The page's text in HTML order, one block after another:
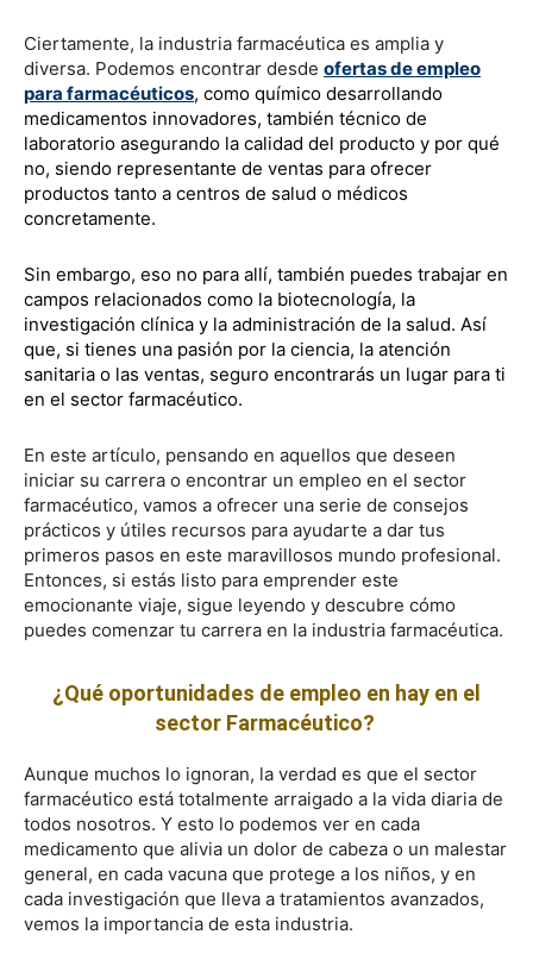
Ciertamente, la industria farmacéutica es amplia y
diversa. Podemos encontrar desde ofertas de empleo
para farmacéuticos, como químico desarrollando
medicamentos innovadores, también técnico de
laboratorio asegurando la calidad del producto y por qué
no, siendo representante de ventas para ofrecer
productos tanto a centros de salud o médicos
concretamente.
Sin embargo, eso no para allí, también puedes trabajar en
campos relacionados como la biotecnología, la
investigación clínica y la administración de la salud. Así
que, si tienes una pasión por la ciencia, la atención
sanitaria o las ventas, seguro encontrarás un lugar para ti
en el sector farmacéutico.
En este artículo, pensando en aquellos que deseen
iniciar su carrera o encontrar un empleo en el sector
farmacéutico, vamos a ofrecer una serie de consejos
prácticos y útiles recursos para ayudarte a dar tus
primeros pasos en este maravillosos mundo profesional.
Entonces, si estás listo para emprender este
emocionante viaje, sigue leyendo y descubre cómo
puedes comenzar tu carrera en la industria farmacéutica.
¿Qué oportunidades de empleo en hay en el
sector Farmacéutico?
Aunque muchos lo ignoran, la verdad es que el sector
farmacéutico está totalmente arraigado a la vida diaria de
todos nosotros. Y esto lo podemos ver en cada
medicamento que alivia un dolor de cabeza o un malestar
general, en cada vacuna que protege a los niños, y en
cada investigación que lleva a tratamientos avanzados,
vemos la importancia de esta industria.